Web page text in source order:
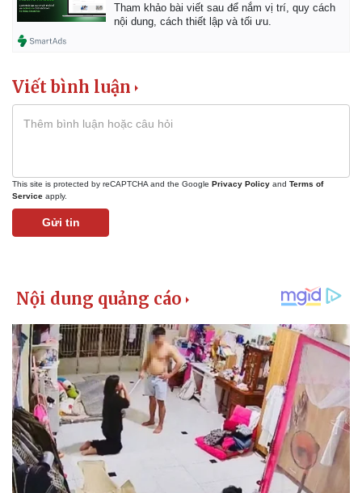
Tham khảo bài viết sau để nắm vị trí, quy cách
nội dung, cách thiết lập và tối ưu.
Viết bình luận
This site is protected by reCAPTCHA and the Google Privacy Policy and Terms of
Service apply.
Gửi tin